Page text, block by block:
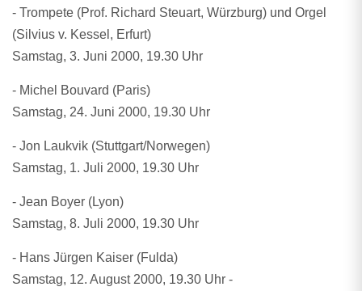
- Trompete (Prof. Richard Steuart, Würzburg) und Orgel
(Silvius v. Kessel, Erfurt)
Samstag, 3. Juni 2000, 19.30 Uhr
- Michel Bouvard (Paris)
Samstag, 24. Juni 2000, 19.30 Uhr
- Jon Laukvik (Stuttgart/Norwegen)
Samstag, 1. Juli 2000, 19.30 Uhr
- Jean Boyer (Lyon)
Samstag, 8. Juli 2000, 19.30 Uhr
- Hans Jürgen Kaiser (Fulda)
Samstag, 12. August 2000, 19.30 Uhr -